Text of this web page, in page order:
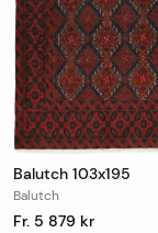
Balutch 103x195
Balutch
Fr. 5 879 kr